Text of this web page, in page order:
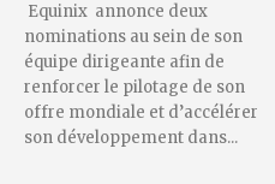
Equinix annonce deux
nominations au sein de son
équipe dirigeante afin de
renforcer le pilotage de son
offre mondiale et d’accélérer
son développement dans...